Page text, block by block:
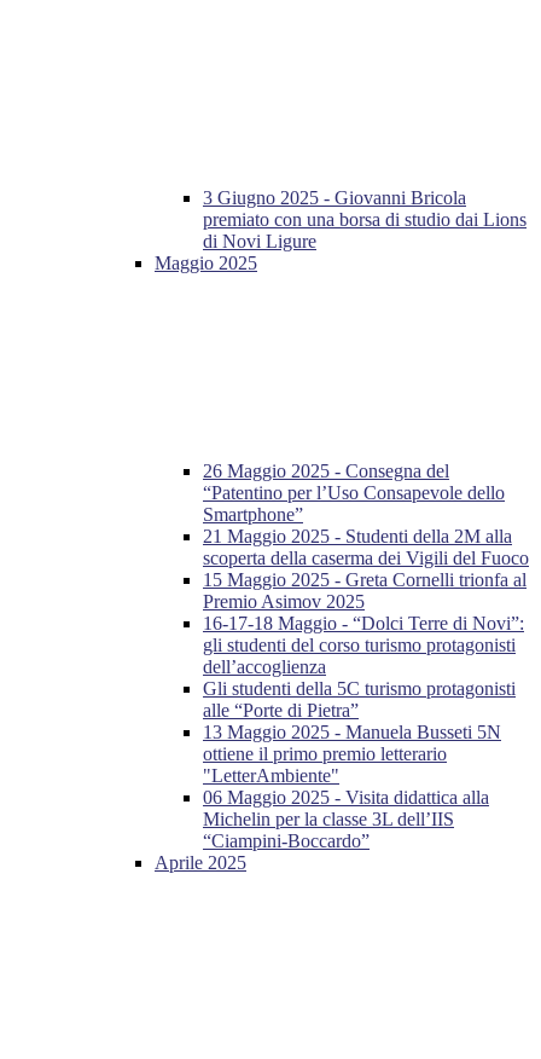
3 Giugno 2025 - Giovanni Bricola
premiato con una borsa di studio dai Lions
di Novi Ligure
Maggio 2025
26 Maggio 2025 - Consegna del
“Patentino per l’Uso Consapevole dello
Smartphone”
21 Maggio 2025 - Studenti della 2M alla
scoperta della caserma dei Vigili del Fuoco
15 Maggio 2025 - Greta Cornelli trionfa al
Premio Asimov 2025
16-17-18 Maggio - “Dolci Terre di Novi”:
gli studenti del corso turismo protagonisti
dell’accoglienza
Gli studenti della 5C turismo protagonisti
alle “Porte di Pietra”
13 Maggio 2025 - Manuela Busseti 5N
ottiene il primo premio letterario
"LetterAmbiente"
06 Maggio 2025 - Visita didattica alla
Michelin per la classe 3L dell’IIS
“Ciampini-Boccardo”
Aprile 2025